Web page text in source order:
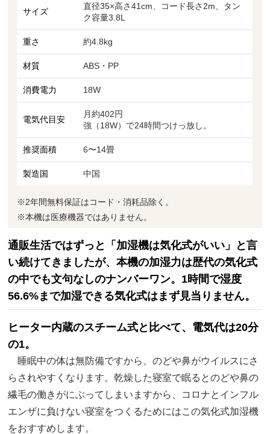
サイズ
直径35×高さ41cm、コード長さ2m、タン
ク容量3.8L
重さ 約4.8kg
材質 ABS・PP
消費電力 18W
電気代目安
月約402円
強（18W）で24時間つけっ放し。
推奨面積 6〜14畳
製造国 中国
※2年間無料保証はコード・消耗品除く。
※本機は医療機器ではありません。
通販生活ではずっと「加湿機は気化式がいい」と言
い続けてきましたが、本機の加湿力は歴代の気化式
の中でも文句なしのナンバーワン。1時間で湿度
56.6%まで加湿できる気化式はまず見当りません。
ヒーター内蔵のスチーム式と比べて、電気代は20分
の1。
睡眠中の体は無防備ですから、のどや鼻がウイルスにさ
らされやすくなります。乾燥した寝室で眠るとのどや鼻の
繊毛の働きがにぶってしまいますから、コロナとインフル
エンザに負けない寝室をつくるためにはこの気化式加湿機
をおすすめします。